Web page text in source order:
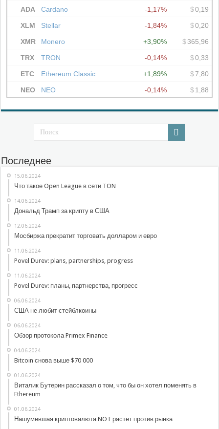
Последнее
15.06.2024
Что такое Open League в сети TON
14.06.2024
Дональд Трамп за крипту в США
12.06.2024
Мосбиржа прекратит торговать долларом и евро
11.06.2024
Povel Durev: plans, partnerships, progress
11.06.2024
Povel Durev: планы, партнерства, прогресс
06.06.2024
США не любит стейблкоины
06.06.2024
Обзор протокола Primex Finance
04.06.2024
Bitcoin снова выше $70 000
01.06.2024
Виталик Бутерин рассказал о том, что бы он хотел поменять в
Ethereum
01.06.2024
Нашумевшая криптовалюта NOT растет против рынка